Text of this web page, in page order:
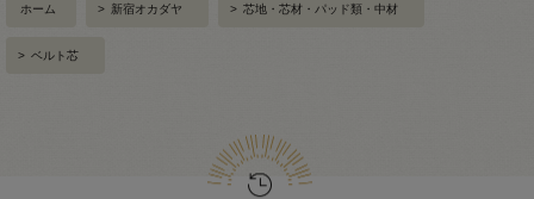
ホーム > 新宿オカダヤ > 芯地・芯材・パッド類・中材
> ベルト芯